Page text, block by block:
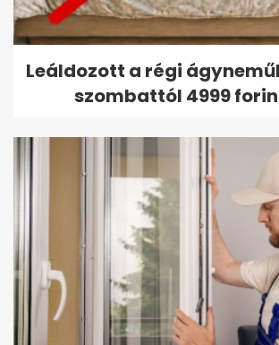
Leáldozott a régi
szombattól 4999